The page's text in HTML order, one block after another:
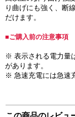
り曲げにも強く、断
だけます。
■ご購入前の注意事項
※ 表示される電力量
があります。
※ 急速充電には急速